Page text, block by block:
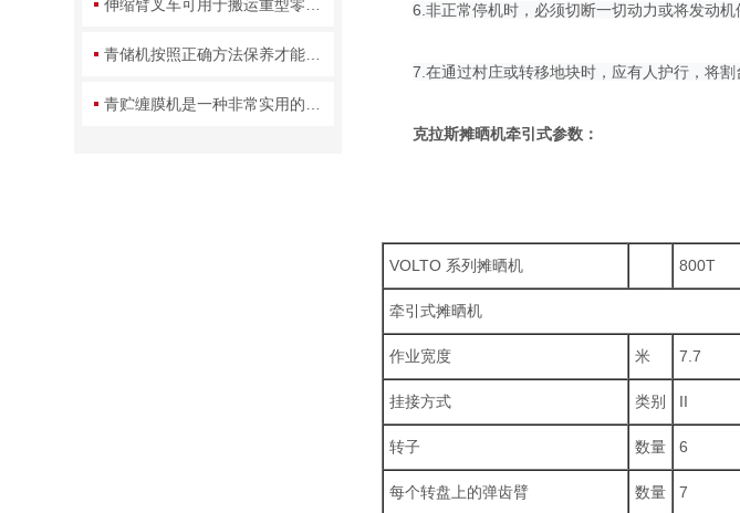
6.非正常停机时，必须切断一切动力或将发动
7.在通过村庄或转移地块时，应有人护行，将
克拉斯摊晒机牵引式参数：
VOLTO 系列摊晒机 800T
牵引式摊晒机
作业宽度 米 7.7
挂接方式 类别 II
转子 数量 6
每个转盘上的弹齿臂 数量 7